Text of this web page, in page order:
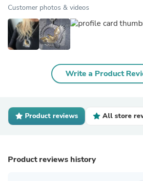
Customer photos & videos
Write a Product
Product reviews All store
Product reviews history